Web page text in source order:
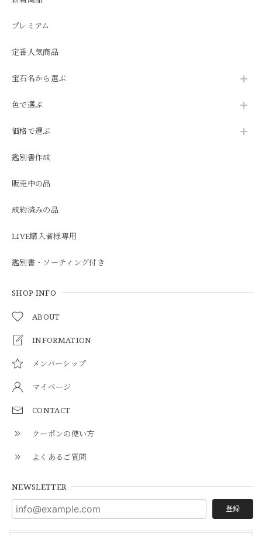
プレミアム
定番人気商品
宝石名から選ぶ
色で選ぶ
価格で選ぶ
鑑別書作成
販売中の品
成約済みの品
LIVE購入者様専用
鑑別書・ソーティング付き
SHOP INFO
ABOUT
INFORMATION
メンバーシップ
マイページ
CONTACT
クーポンの使い方
よくあるご質問
NEWSLETTER
登録